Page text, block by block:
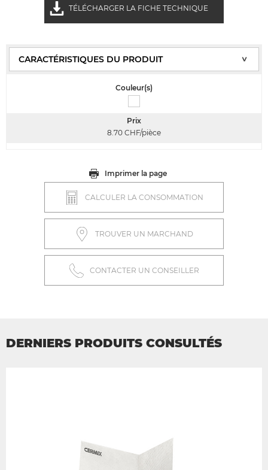
TÉLÉCHARGER LA FICHE TECHNIQUE
Couleur(s)
Prix
8.70 CHF/pièce
Imprimer la page
CALCULER LA CONSOMMATION
TROUVER UN MARCHAND
CONTACTER UN CONSEILLER
DERNIERS PRODUITS CONSULTÉS